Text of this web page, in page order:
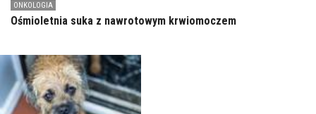
ONKOLOGIA
Ośmioletnia suka z nawrotowym krwiomoczem